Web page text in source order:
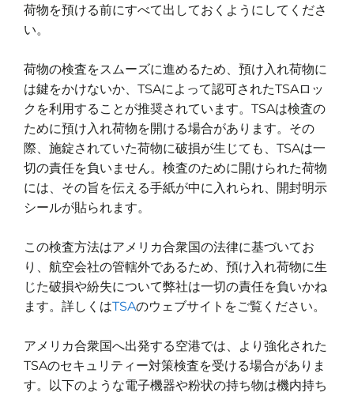
荷物を預ける前にすべて出しておくようにしてくださ
い。
荷物の検査をスムーズに進めるため、預け入れ荷物に
は鍵をかけないか、TSAによって認可されたTSAロッ
クを利用することが推奨されています。TSAは検査の
ために預け入れ荷物を開ける場合があります。その
際、施錠されていた荷物に破損が生じても、TSAは一
切の責任を負いません。検査のために開けられた荷物
には、その旨を伝える手紙が中に入れられ、開封明示
シールが貼られます。
この検査方法はアメリカ合衆国の法律に基づいてお
り、航空会社の管轄外であるため、預け入れ荷物に生
じた破損や紛失について弊社は一切の責任を負いかね
ます。詳しくはTSAのウェブサイトをご覧ください。
アメリカ合衆国へ出発する空港では、より強化された
TSAのセキュリティー対策検査を受ける場合がありま
す。以下のような電子機器や粉状の持ち物は機内持ち